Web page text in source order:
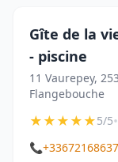
Gîte de la
- piscine
11 Vaurepey,
Flangebouche
★★★★★5/5•
📞+33672168637